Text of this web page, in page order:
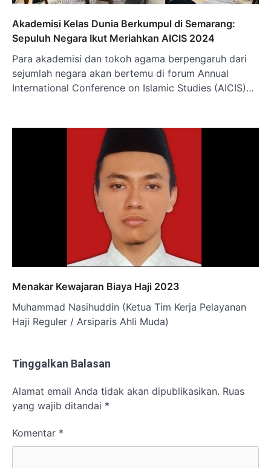
Akademisi Kelas Dunia Berkumpul di Semarang:
Sepuluh Negara Ikut Meriahkan AICIS 2024
Para akademisi dan tokoh agama berpengaruh dari
sejumlah negara akan bertemu di forum Annual
International Conference on Islamic Studies (AICIS)…
Menakar Kewajaran Biaya Haji 2023
Muhammad Nasihuddin (Ketua Tim Kerja Pelayanan
Haji Reguler / Arsiparis Ahli Muda)
Tinggalkan Balasan
Alamat email Anda tidak akan dipublikasikan. Ruas
yang wajib ditandai *
Komentar *